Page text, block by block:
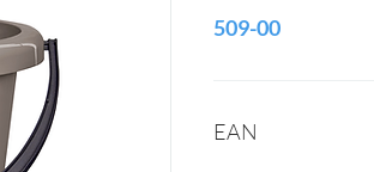
509-00
EAN